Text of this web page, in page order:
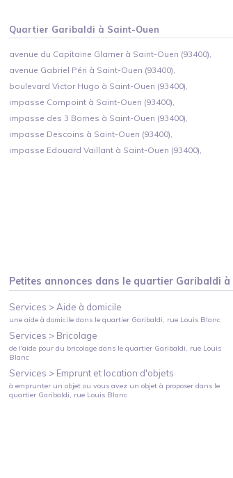
Quartier Garibaldi à Saint-Ouen
avenue du Capitaine Glarner à Saint-Ouen (93400),
avenue Gabriel Péri à Saint-Ouen (93400),
boulevard Victor Hugo à Saint-Ouen (93400),
impasse Compoint à Saint-Ouen (93400),
impasse des 3 Bornes à Saint-Ouen (93400),
impasse Descoins à Saint-Ouen (93400),
impasse Edouard Vaillant à Saint-Ouen (93400),
Petites annonces dans le quartier Garibaldi à
Services >Aide à domicile
une aide à domicile dans le quartier Garibaldi, rue Louis Blanc
Services > Bricolage
de l'aide pour du bricolage dans le quartier Garibaldi, rue Louis
Blanc
Services > Emprunt et location d'objets
à emprunter un objet ou vous avez un objet à proposer dans le
quartier Garibaldi, rue Louis Blanc